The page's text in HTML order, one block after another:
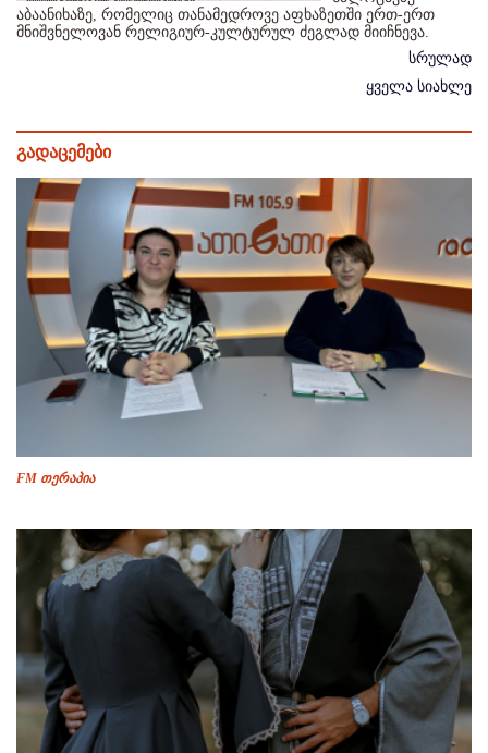
აბაანიხაზე, რომელიც თანამედროვე აფხაზეთში ერთ-ერთ
მნიშვნელოვან რელიგიურ-კულტურულ ძეგლად მიიჩნევა.
სრულად
ყველა სიახლე
გადაცემები
FM თერაპია